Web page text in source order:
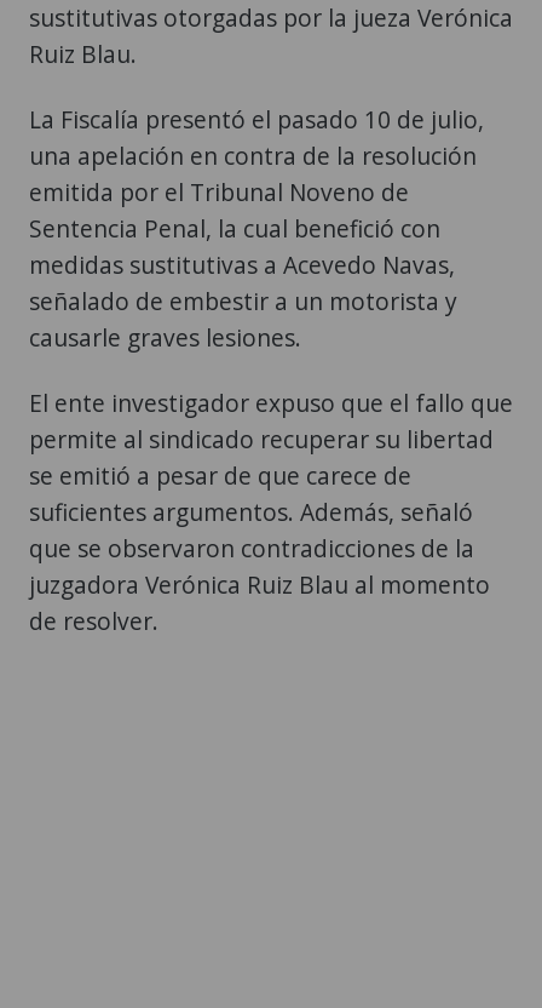
sustitutivas otorgadas por la jueza Verónica
Ruiz Blau.
La Fiscalía presentó el pasado 10 de julio,
una apelación en contra de la resolución
emitida por el Tribunal Noveno de
Sentencia Penal, la cual benefició con
medidas sustitutivas a Acevedo Navas,
señalado de embestir a un motorista y
causarle graves lesiones.
El ente investigador expuso que el fallo que
permite al sindicado recuperar su libertad
se emitió a pesar de que carece de
suficientes argumentos. Además, señaló
que se observaron contradicciones de la
juzgadora Verónica Ruiz Blau al momento
de resolver.